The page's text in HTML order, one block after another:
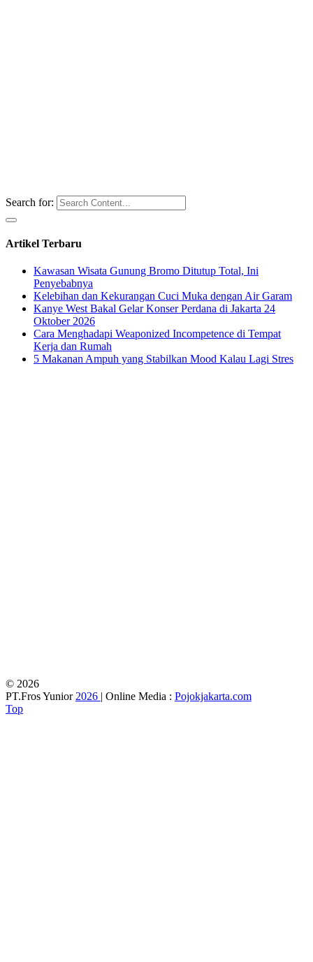
Search for:
Artikel Terbaru
Kawasan Wisata Gunung Bromo Ditutup Total, Ini
Penyebabnya
Kelebihan dan Kekurangan Cuci Muka dengan Air Garam
Kanye West Bakal Gelar Konser Perdana di Jakarta 24
Oktober 2026
Cara Menghadapi Weaponized Incompetence di Tempat
Kerja dan Rumah
5 Makanan Ampuh yang Stabilkan Mood Kalau Lagi Stres
© 2026
PT.Fros Yunior2026 | Online Media : Pojokjakarta.com
Top